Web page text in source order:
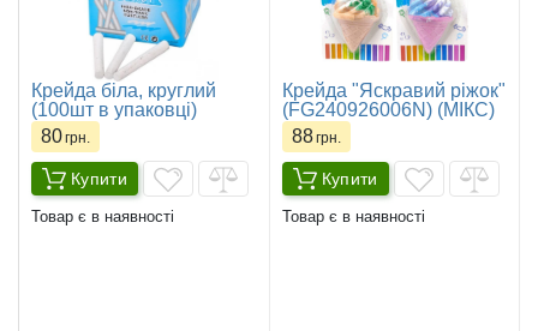
Крейда біла, круглий
(100шт в упаковці)
80грн.
Купити
Товар є в наявності
Крейда "Яскравий ріжок"
(FG240926006N) (МІКС)
88грн.
Купити
Товар є в наявності